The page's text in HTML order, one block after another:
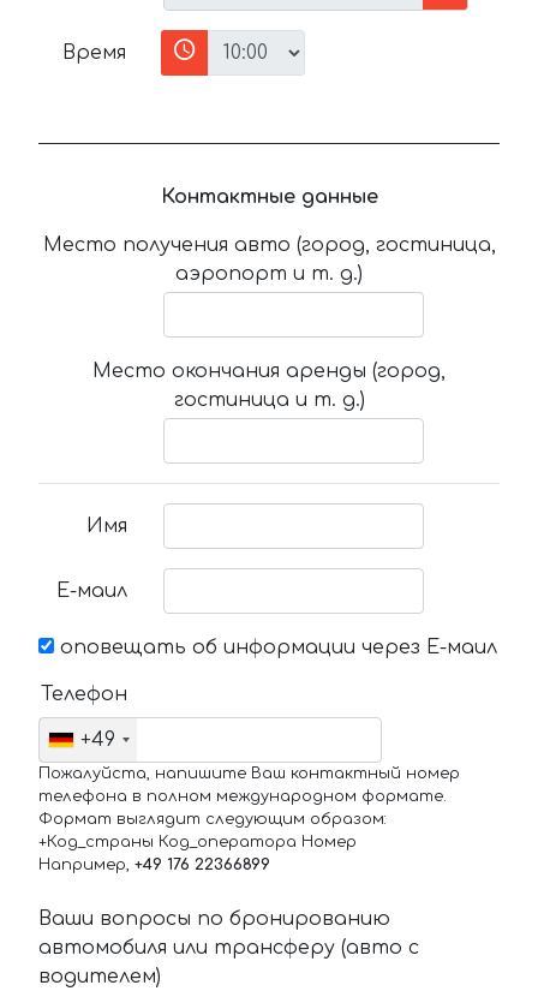
Время
Контактные данные
Место получения авто (город, гостиница,
аэропорт и т. д.)
Место окончания аренды (город,
гостиница и т. д.)
Имя
Е-маил
оповещать об информации через Е-маил
Телефон
+49
Пожалуйста, напишите Ваш контактный номер
телефона в полном международном формате.
Формат выглядит следующим образом:
+Код_страны Код_оператора Номер
Например, +49 176 22366899
Ваши вопросы по бронированию
автомобиля или трансферу (авто с
водителем)